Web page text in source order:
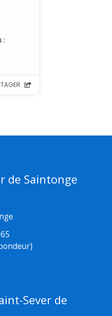
de Saintonge
Sever de